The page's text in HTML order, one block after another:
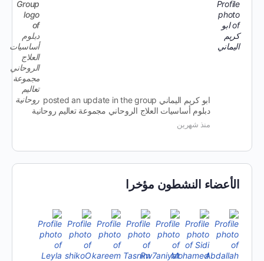
ابو كريم اليماني
دبلوم أساسيات العلاج الروحاني مجموعة تعاليم روحانية
منذ شهرين
الأعضاء النشطون مؤخرا